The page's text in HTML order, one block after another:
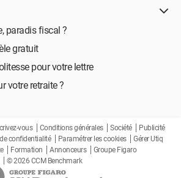
paradis fiscal ?
gratuit
pour votre lettre
votre retraite ?
vous Conditions générales Société
Publicité
confidentialité Paramétrer les cookies
Gérer Utiq
Formation Annonceurs
Groupe Figaro
© 2026 CCM Benchmark